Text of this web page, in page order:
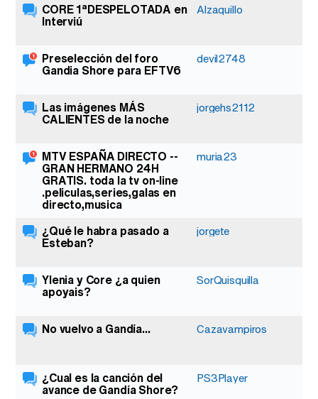
CORE 1ªDESPELOTADA en
Interviú
Alzaquillo
Preselección del foro
Gandia Shore para EFTV6
devil2748
Las imágenes MÁS
CALIENTES de la noche
jorgehs2112
MTV ESPAÑA DIRECTO --
GRAN HERMANO 24H
GRATIS. toda la tv on-line
.peliculas,series,galas en
directo,musica
muria23
¿Qué le habra pasado a
Esteban?
jorgete
Ylenia y Core ¿a quien
apoyais?
SorQuisquilla
No vuelvo a Gandía... Cazavampiros
¿Cual es la canción del
avance de Gandía Shore?
PS3Player